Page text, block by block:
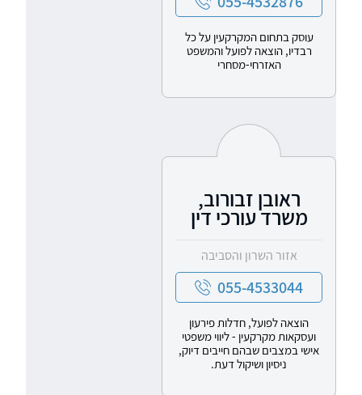
עוסק בתחום המקרקעין על כל
רבדיו, הוצאה לפועל והמשפט
האזרחי-מסחרי
ראובן זבורוב,
משרד עורכי דין
אזור השרון והסביבה
055-4533044
הוצאה לפועל, חדלות פירעון
ועסקאות מקרקעין - ליווי משפטי
אישי במצבים שבהם חייבים דיוק,
ניסיון ושיקול דעת.